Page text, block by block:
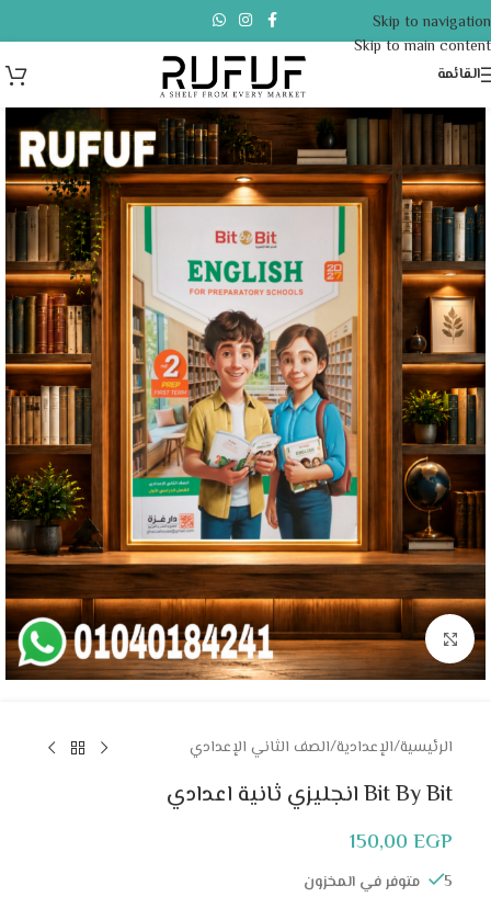
Skip to navigation
Skip to main content
القائمة
Click to enlarge
الرئيسية/الإعدادية/الصف الثاني الإعدادي
Bit By Bit انجليزي ثانية اعدادي
150,00 EGP
5 متوفر في المخزون